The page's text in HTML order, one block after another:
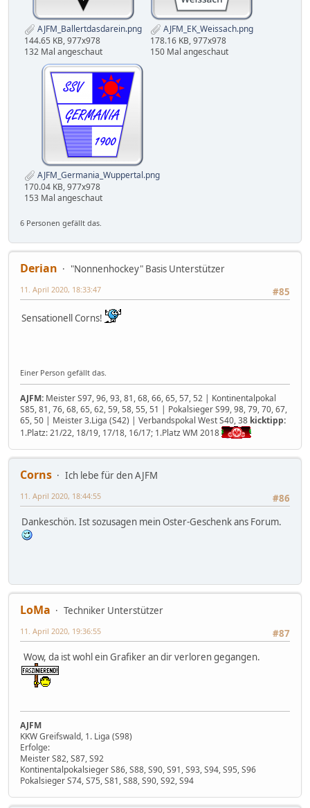
AJFM_Ballertdasdarein.png
144.65 KB, 977x978
132 Mal angeschaut
AJFM_EK_Weissach.png
178.16 KB, 977x978
150 Mal angeschaut
AJFM_Germania_Wuppertal.png
170.04 KB, 977x978
153 Mal angeschaut
6 Personen gefällt das.
Derian
"Nonnenhockey" Basis Unterstützer
#85
11. April 2020, 18:33:47
Sensationell Corns!
Einer Person gefällt das.
AJFM: Meister S97, 96, 93, 81, 68, 66, 65, 57, 52 | Kontinentalpokal
S85, 81, 76, 68, 65, 62, 59, 58, 55, 51 | Pokalsieger S99, 98, 79, 70, 67,
65, 50 | Meister 3.Liga (S42) | Verbandspokal West S40, 38 kicktipp:
1.Platz: 21/22, 18/19, 17/18, 16/17; 1.Platz WM 2018
Corns
Ich lebe für den AJFM
#86
11. April 2020, 18:44:55
Dankeschön. Ist sozusagen mein Oster-Geschenk ans Forum.
LoMa
Techniker Unterstützer
#87
11. April 2020, 19:36:55
Wow, da ist wohl ein Grafiker an dir verloren gegangen.
AJFM
KKW Greifswald, 1. Liga (S98)
Erfolge:
Meister S82, S87, S92
Kontinentalpokalsieger S86, S88, S90, S91, S93, S94, S95, S96
Pokalsieger S74, S75, S81, S88, S90, S92, S94